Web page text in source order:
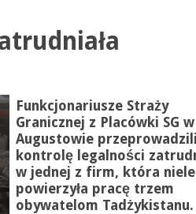
Funkcjonariusze Straży
Granicznej z Placówki SG w
Augustowie przeprowadzili
kontrolę legalności
w jednej z firm, która
powierzyła pracę trzem
obywatelom Tadżykistanu.